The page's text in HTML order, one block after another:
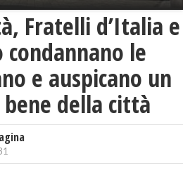
Fratelli d’Italia e
le
e auspicano un
della città